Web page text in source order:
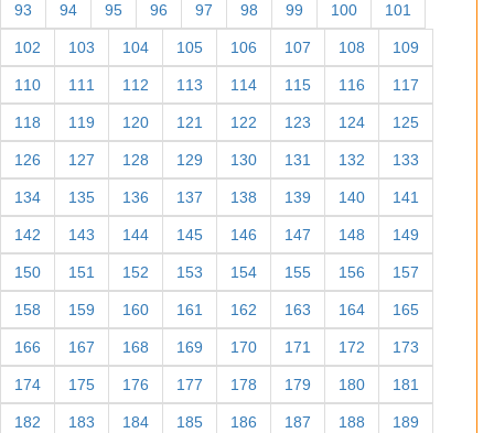
93 94 95 96 97 98 99 100 101
102 103 104 105 106 107 108 109
110 111 112 113 114 115 116 117
118 119 120 121 122 123 124 125
126 127 128 129 130 131 132 133
134 135 136 137 138 139 140 141
142 143 144 145 146 147 148 149
150 151 152 153 154 155 156 157
158 159 160 161 162 163 164 165
166 167 168 169 170 171 172 173
174 175 176 177 178 179 180 181
182 183 184 185 186 187 188 189